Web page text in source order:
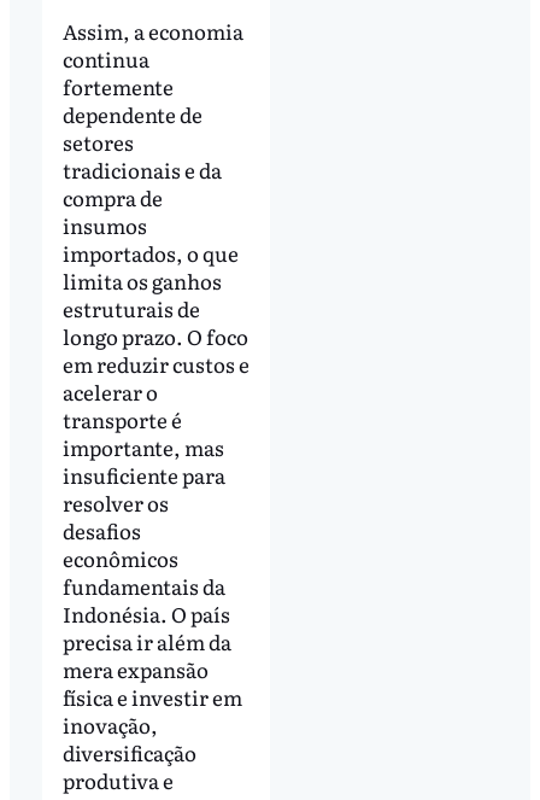
Assim, a economia
continua
fortemente
dependente de
setores
tradicionais e da
compra de
insumos
importados, o que
limita os ganhos
estruturais de
longo prazo. O foco
em reduzir custos e
acelerar o
transporte é
importante, mas
insuficiente para
resolver os
desafios
econômicos
fundamentais da
Indonésia. O país
precisa ir além da
mera expansão
física e investir em
inovação,
diversificação
produtiva e